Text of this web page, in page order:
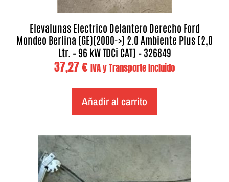
Elevalunas Electrico Delantero Derecho Ford
Mondeo Berlina (GE)(2000->) 2.0 Ambiente Plus [2,0
Ltr. – 96 kW TDCi CAT] – 326849
37,27€ IVA y Transporte Incluido
Añadir al carrito